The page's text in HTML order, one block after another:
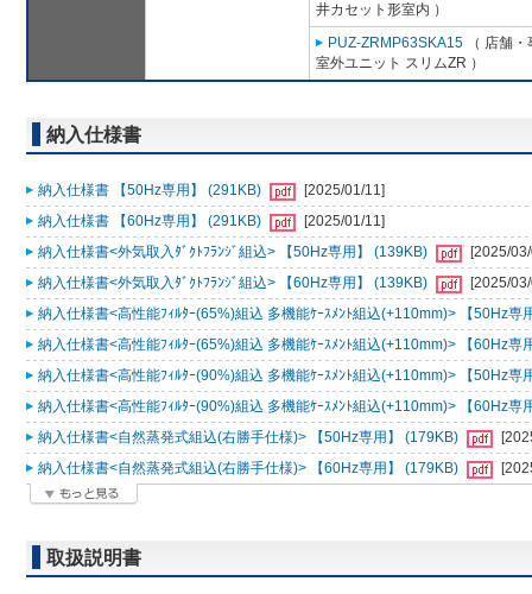
井カセット形室内 ）
PUZ-ZRMP63SKA15 （ 店舗
室外ユニット スリムZR ）
納入仕様書
納入仕様書 【50Hz専用】 (291KB)
[2025/01/11]
納入仕様書 【60Hz専用】 (291KB)
[2025/01/11]
納入仕様書<外気取入ﾀﾞｸﾄﾌﾗﾝｼﾞ組込> 【50Hz専用】 (139KB)
[2025/
納入仕様書<外気取入ﾀﾞｸﾄﾌﾗﾝｼﾞ組込> 【60Hz専用】 (139KB)
[2025/
納入仕様書<高性能ﾌｨﾙﾀｰ(65%)組込 多機能ｹｰｽﾒﾝﾄ組込(+110mm)> 【50Hz専
納入仕様書<高性能ﾌｨﾙﾀｰ(65%)組込 多機能ｹｰｽﾒﾝﾄ組込(+110mm)> 【60Hz専
納入仕様書<高性能ﾌｨﾙﾀｰ(90%)組込 多機能ｹｰｽﾒﾝﾄ組込(+110mm)> 【50Hz専
納入仕様書<高性能ﾌｨﾙﾀｰ(90%)組込 多機能ｹｰｽﾒﾝﾄ組込(+110mm)> 【60Hz専
納入仕様書<自然蒸発式組込(右勝手仕様)> 【50Hz専用】 (179KB)
納入仕様書<自然蒸発式組込(右勝手仕様)> 【60Hz専用】 (179KB)
取扱説明書